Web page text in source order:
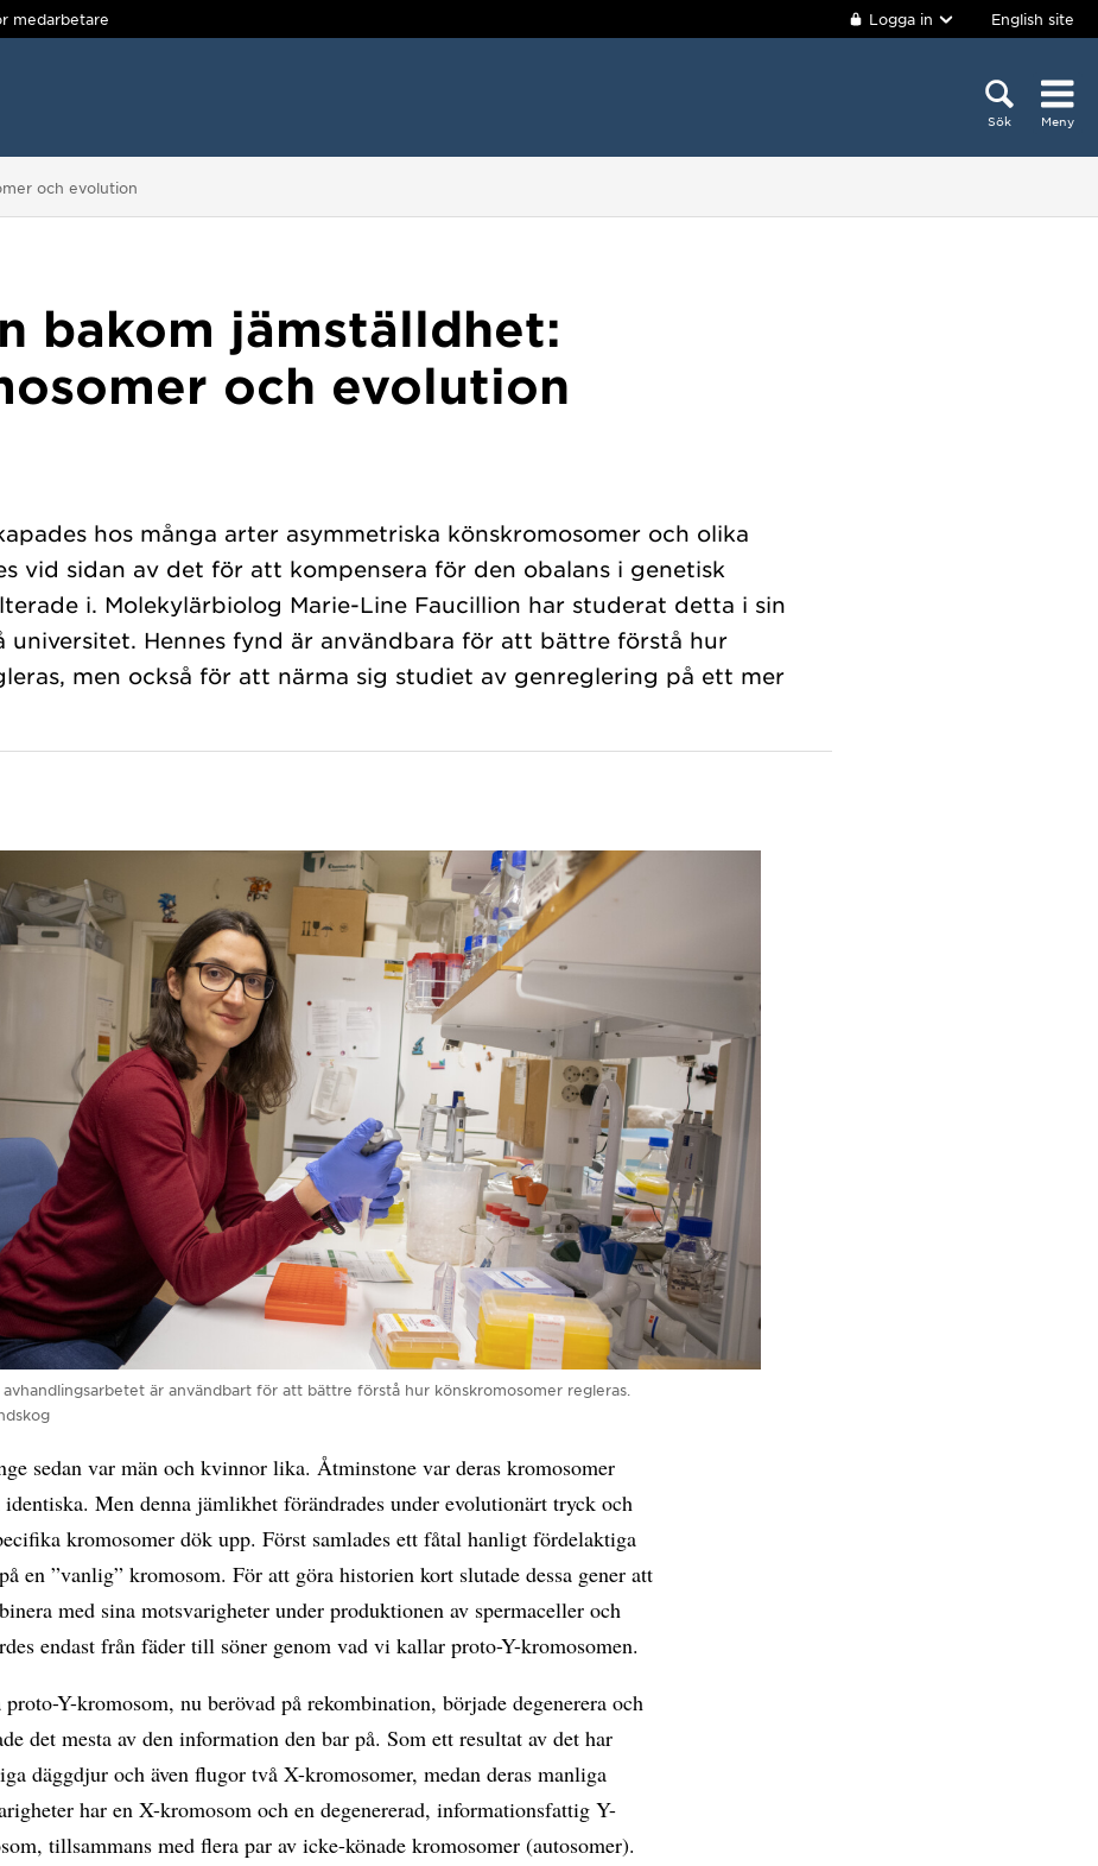
medarbetare Logga in English site
Sök Meny
och evolution
bakom jämställdhet:
och evolution
hos många arter asymmetriska könskromosomer och olika
vid sidan av det för att kompensera för den obalans i genetisk
i. Molekylärbiolog Marie-Line Faucillion har studerat detta i sin
universitet. Hennes fynd är användbara för att bättre förstå hur
men också för att närma sig studiet av genreglering på ett mer
avhandlingsarbetet är användbart för att bättre förstå hur könskromosomer regleras.
sedan var män och kvinnor lika. Åtminstone var deras kromosomer
identiska. Men denna jämlikhet förändrades under evolutionärt tryck och
kromosomer dök upp. Först samlades ett fåtal hanligt fördelaktiga
en ”vanlig” kromosom. För att göra historien kort slutade dessa gener att
med sina motsvarigheter under produktionen av spermaceller och
endast från fäder till söner genom vad vi kallar proto-Y-kromosomen.
proto-Y-kromosom, nu berövad på rekombination, började degenerera och
det mesta av den information den bar på. Som ett resultat av det har
däggdjur och även flugor två X-kromosomer, medan deras manliga
har en X-kromosom och en degenererad, informationsfattig Y-
tillsammans med flera par av icke-könade kromosomer (autosomer).